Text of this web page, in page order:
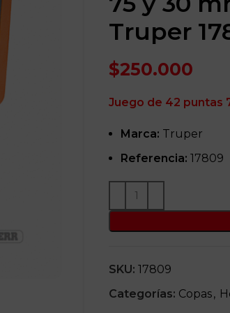
Truper
$250.000
Juego de 42 puntas
Marca: Truper
Referencia: 17809
SKU: 17809
Categorías: Copas,